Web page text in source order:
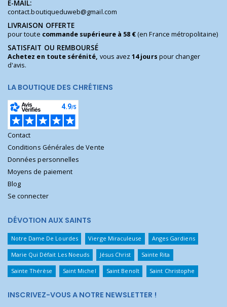
E-MAIL:
contact.boutiqueduweb@gmail.com
LIVRAISON OFFERTE
pour toute commande supérieure à 58 €(en France métropolitaine)
SATISFAIT OU REMBOURSÉ
Achetez en toute sérénité, vous avez14 jours pour changer
d'avis.
LA BOUTIQUE DES CHRÉTIENS
Contact
Conditions Générales de Vente
Données personnelles
Moyens de paiement
Blog
Se connecter
DÉVOTION AUX SAINTS
Notre Dame De Lourdes Vierge Miraculeuse Anges Gardiens
Marie Qui Défait Les Noeuds Jésus Christ Sainte Rita
Sainte Thérèse Saint Michel Saint Benoît Saint Christophe
INSCRIVEZ-VOUS A NOTRE NEWSLETTER !